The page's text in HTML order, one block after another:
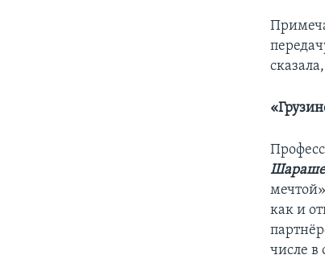
как и
числе